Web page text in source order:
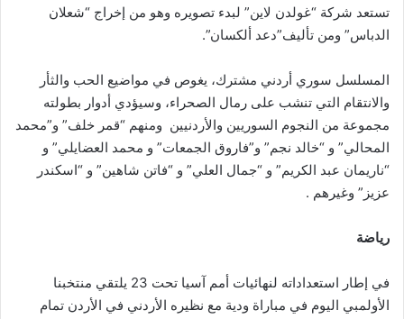
تستعد شركة “غولدن لاين” لبدء تصويره وهو من إخراج “شعلان
الدباس” ومن تأليف”دعد ألكسان”.
المسلسل سوري أردني مشترك، يغوص في مواضيع الحب والثأر
والانتقام التي تنشب على رمال الصحراء، وسيؤدي أدوار بطولته
مجموعة من النجوم السوريين والأردنيين ومنهم “قمر خلف” و”محمد
المحالي” و “خالد نجم” و”فاروق الجمعات” و محمد العضايلي” و
“ناريمان عبد الكريم” و “جمال العلي” و “فاتن شاهين” و “اسكندر
عزيز” وغيرهم .
رياضة
في إطار استعداداته لنهائيات أمم آسيا تحت 23 يلتقي منتخبنا
الأولمبي اليوم في مباراة ودية مع نظيره الأردني في الأردن تمام